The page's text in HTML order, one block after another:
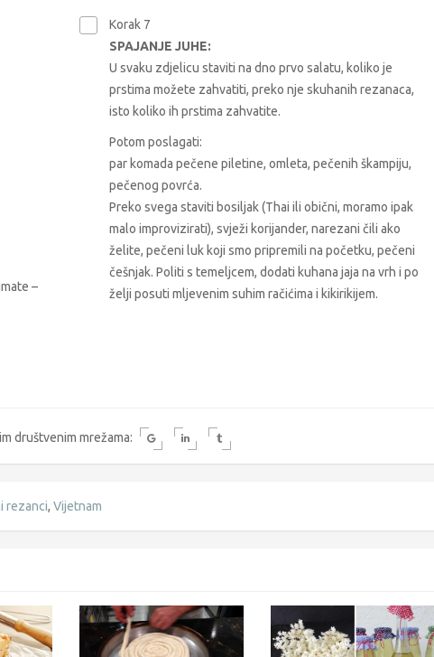
–
Korak 7
SPAJANJE JUHE:
U svaku zdjelicu staviti na dno prvo salatu, koliko je
prstima možete zahvatiti, preko nje skuhanih rezanaca,
isto koliko ih prstima zahvatite.
Potom poslagati:
par komada pečene piletine, omleta, pečenih škampiju,
pečenog povrća.
Preko svega staviti bosiljak (Thai ili obični, moramo ipak
malo improvizirati), svježi korijander, narezani čili ako
želite, pečeni luk koji smo pripremili na početku, pečeni
češnjak. Politi s temeljcem, dodati kuhana jaja na vrh i po
želji posuti mljevenim suhim račićima i kikirikijem.
društvenim mrežama:
rezanci, Vijetnam